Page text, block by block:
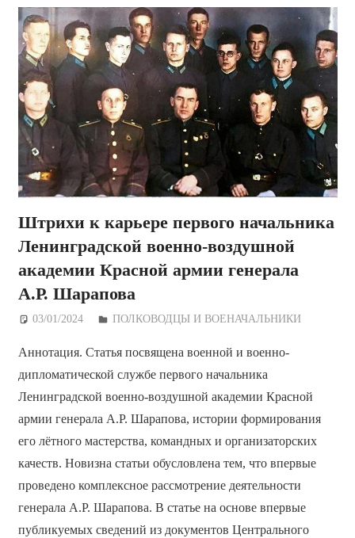
Штрихи к карьере первого начальника
Ленинградской военно-воздушной
академии Красной армии генерала
А.Р. Шарапова
03/01/2024 Дежурный по Редакции
ПОЛКОВОДЦЫ И ВОЕНАЧАЛЬНИКИ
Аннотация. Статья посвящена военной и военно-
дипломатической службе первого начальника
Ленинградской военно-воздушной академии Красной
армии генерала А.Р. Шарапова, истории формирования
его лётного мастерства, командных и организаторских
качеств. Новизна статьи обусловлена тем, что впервые
проведено комплексное рассмотрение деятельности
генерала А.Р. Шарапова. В статье на основе впервые
публикуемых сведений из документов Центрального